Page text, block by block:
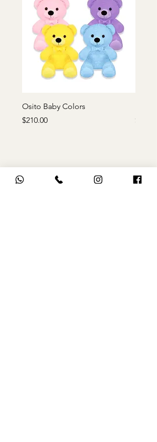
Osito Baby Colors
Precio
$210.00
Precio
$170.00